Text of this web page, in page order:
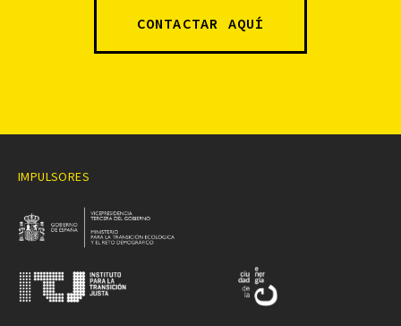
CONTACTAR AQUÍ
IMPULSORES